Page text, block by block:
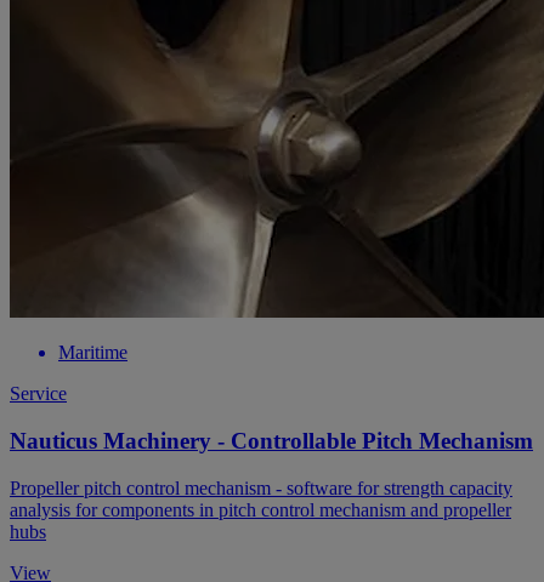
Maritime
Service
Nauticus Machinery - Controllable Pitch Mechanism
Propeller pitch control mechanism - software for strength capacity
analysis for components in pitch control mechanism and propeller
hubs
View